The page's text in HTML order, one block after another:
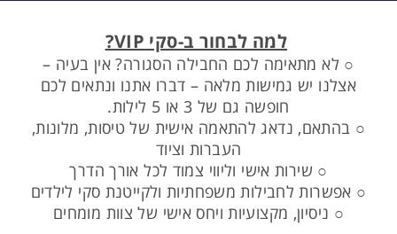
למה לבחור ב-סקי VIP?
○ לא מתאימה לכם החבילה הסגורה? אין בעיה –
אצלנו יש גמישות מלאה – דברו אתנו ונתאים לכם
חופשה גם של 3 או 5 לילות.
○ בהתאם, נדאג להתאמה אישית של טיסות, מלונות,
העברות וציוד
○ שירות אישי וליווי צמוד לכל אורך הדרך
○ אפשרות לחבילות משפחתיות ולקייטנת סקי לילדים
○ ניסיון, מקצועיות ויחס אישי של צוות מומחים